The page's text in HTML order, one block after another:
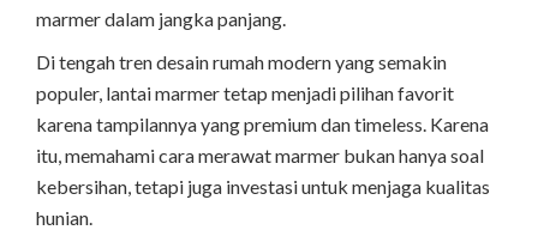
marmer dalam jangka panjang.
Di tengah tren desain rumah modern yang semakin
populer, lantai marmer tetap menjadi pilihan favorit
karena tampilannya yang premium dan timeless. Karena
itu, memahami cara merawat marmer bukan hanya soal
kebersihan, tetapi juga investasi untuk menjaga kualitas
hunian.